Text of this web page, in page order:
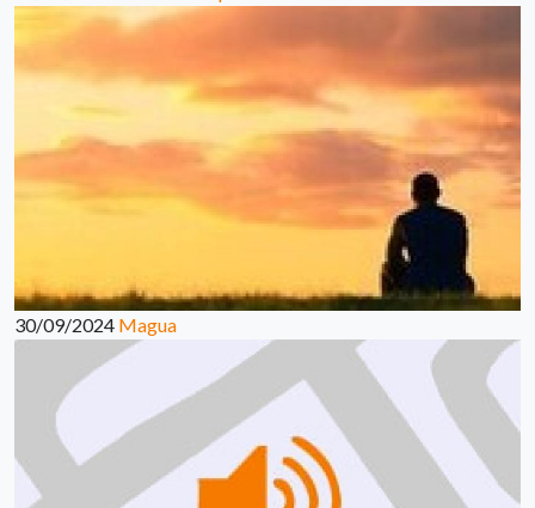
30/09/2024 Magua